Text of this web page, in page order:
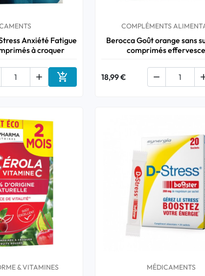
Anxiété Fatigue
à croquer
 Ajouter au panier
COMPLÉMENTS
Berocca Goût orange sans
comprimés
18,99 € 
& VITAMINES MÉDICAMENTS